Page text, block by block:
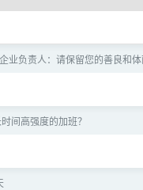
业负责人：请保留您的善良和体
间高强度的加班？